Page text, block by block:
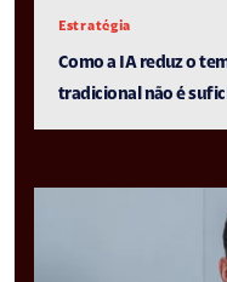
Estratégia
Como a IA reduz o
tradicional não é